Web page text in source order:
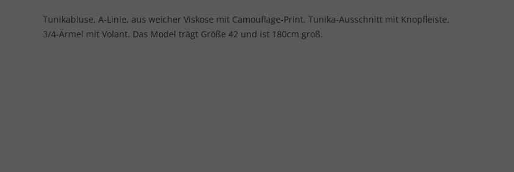
Tunikabluse, A-Linie, aus weicher Viskose mit Camouflage-Print. Tunika-Ausschnitt mit Knopfleiste,
3/4-Ärmel mit Volant. Das Model trägt Größe 42 und ist 180cm groß.